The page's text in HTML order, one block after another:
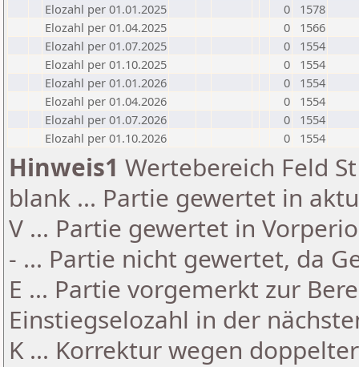
Elozahl per 01.01.2025
0
1578
Elozahl per 01.04.2025
0
1566
Elozahl per 01.07.2025
0
1554
Elozahl per 01.10.2025
0
1554
Elozahl per 01.01.2026
0
1554
Elozahl per 01.04.2026
0
1554
Elozahl per 01.07.2026
0
1554
Elozahl per 01.10.2026
0 1554
Hinweis1 Wertebereich Feld
blank ... Partie gewertet in
V ... Partie gewertet in
- ... Partie nicht gewertet, da
E ... Partie vorgemerkt zur
Einstiegselozahl in der
K ... Korrektur wegen